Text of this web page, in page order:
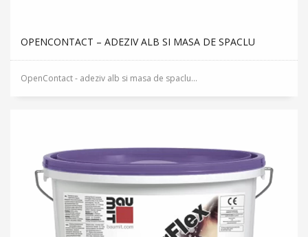
OPENCONTACT – ADEZIV ALB SI MASA DE SPACLU
OpenContact - adeziv alb si masa de spaclu...